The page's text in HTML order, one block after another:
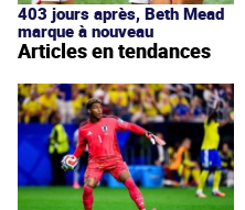
403 jours après, Beth Mead
marque à nouveau
Articles en tendances